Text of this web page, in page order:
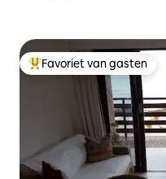
Topfavoriet van gasten
Favoriet van gasten